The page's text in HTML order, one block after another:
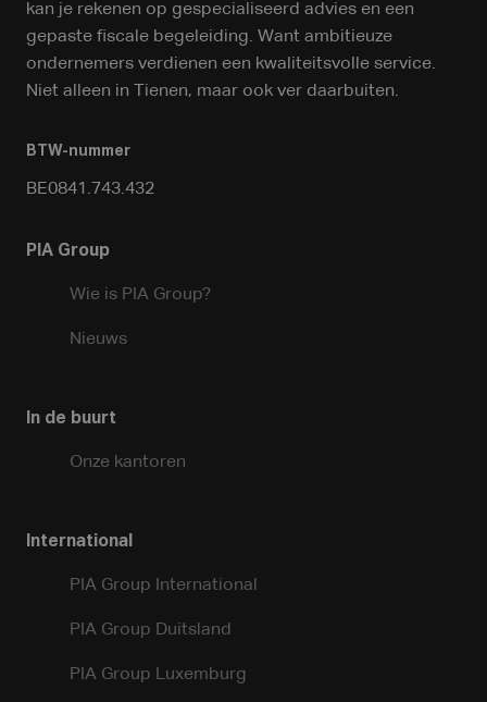
kan je rekenen op gespecialiseerd advies en een
gepaste fiscale begeleiding. Want ambitieuze
ondernemers verdienen een kwaliteitsvolle service.
Niet alleen in Tienen, maar ook ver daarbuiten.
BTW-nummer
BE0841.743.432
PIA Group
Wie is PIA Group?
Nieuws
In de buurt
Onze kantoren
International
PIA Group International
PIA Group Duitsland
PIA Group Luxemburg